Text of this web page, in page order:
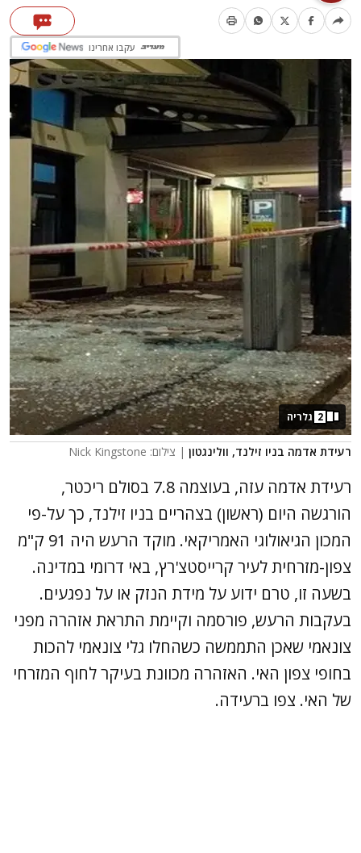
עקבו אחרינו
רעידת אדמה בניו זילנד, וולינגטון | צילום: Nick Kingstone
2 גלריה
רעידת אדמה עזה, בעוצמה 7.8 בסולם ריכטר,
הורגשה היום (ראשון) בצהריים בניו זילנד, כך על-פי
המכון הגיאולוגי האמריקאי. מוקד הרעש היה 91 ק"מ
צפון-מזרחית לעיר קרייסטצ'רץ, באי דרומי במדינה.
בשעה זו, טרם ידוע על מידת הנזק או על נפגעים.
בעקבות הרעש, פורסמה וקיימת התראת אזהרה מפני
צונאמי שאכן התממשה כשהחלו גלי צונאמי להכות
בחופי צפון האי. האזהרה מכוונת בעיקר לחוף המזרחי
של האי. צפו ברעידה.